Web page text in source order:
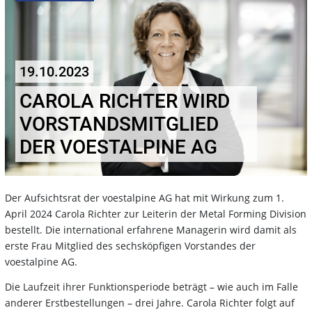
19.10.2023
CAROLA RICHTER WIRD
VORSTANDSMITGLIED
DER VOESTALPINE AG
Der Aufsichtsrat der voestalpine AG hat mit Wirkung zum 1.
April 2024 Carola Richter zur Leiterin der Metal Forming Division
bestellt. Die international erfahrene Managerin wird damit als
erste Frau Mitglied des sechsköpfigen Vorstandes der
voestalpine AG.
Die Laufzeit ihrer Funktionsperiode beträgt – wie auch im Falle
anderer Erstbestellungen – drei Jahre. Carola Richter folgt auf